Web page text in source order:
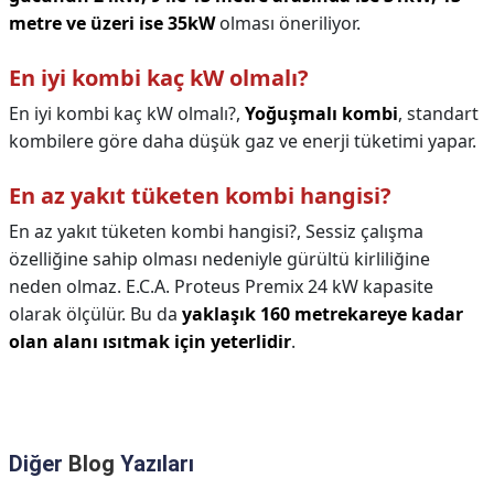
metre ve üzeri ise 35kWolması öneriliyor.
En iyi kombi kaç kW olmalı?
En iyi kombi kaç kW olmalı?, Yoğuşmalı kombi, standart
kombilere göre daha düşük gaz ve enerji tüketimi yapar.
En az yakıt tüketen kombi hangisi?
En az yakıt tüketen kombi hangisi?, Sessiz çalışma
özelliğine sahip olması nedeniyle gürültü kirliliğine
neden olmaz. E.C.A. Proteus Premix 24 kW kapasite
olarak ölçülür. Bu da yaklaşık 160 metrekareye kadar
olan alanı ısıtmak için yeterlidir.
Diğer Blog Yazıları